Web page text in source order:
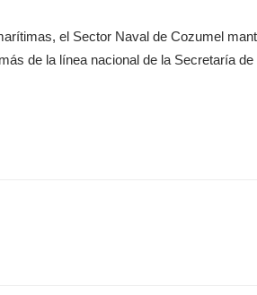
el Sector Naval de Cozumel
de la línea nacional de la Secretaría